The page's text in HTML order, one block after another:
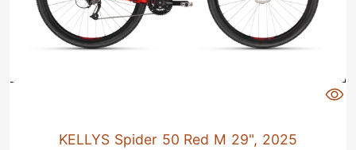
KELLYS Spider 50 Red M 29", 2025